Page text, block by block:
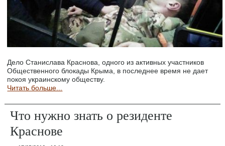
Дело Станислава Краснова, одного из активных участников
Общественного блокады Крыма, в последнее время не дает
покоя украинскому обществу.
Читать больше...
Что нужно знать о резиденте
Краснове